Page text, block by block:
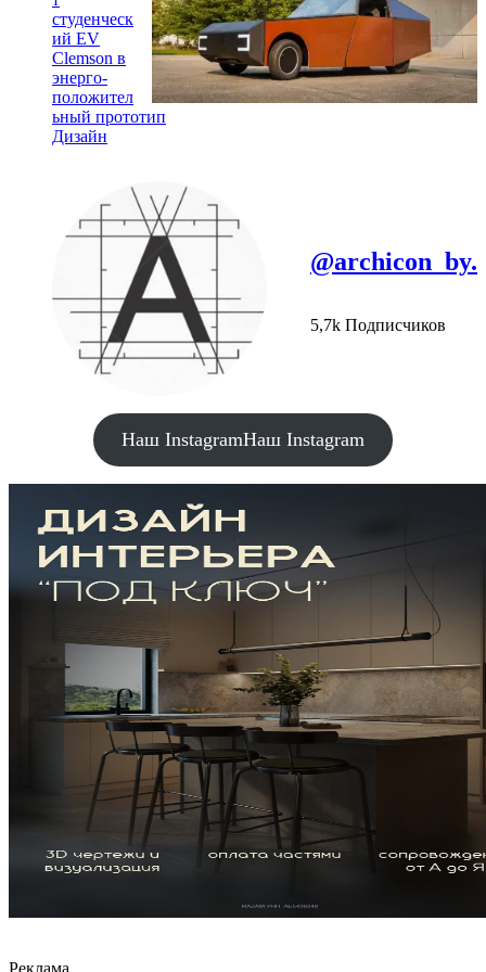
студенческ
ий EV
Clemson в
энерго-
положител
ьный прототип
Дизайн
@archicon_by.
5,7k Подписчиков
Наш InstagramНаш Instagram